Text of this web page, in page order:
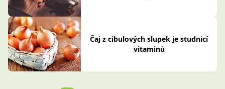
Čaj z cibulových slupek je studnicí
vitaminů